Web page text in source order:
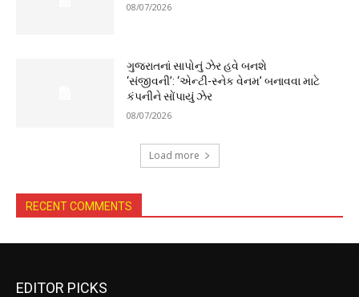
08/07/2026
ગુજરાતનાં સાપોનું ઝેર હવે બનશે
‘સંજીવની’: ‘એન્ટી-સ્નેક વેનમ’ બનાવવા માટે
કંપનીને સોંપાયું ઝેર
08/07/2026
Load more
RECENT COMMENTS
EDITOR PICKS